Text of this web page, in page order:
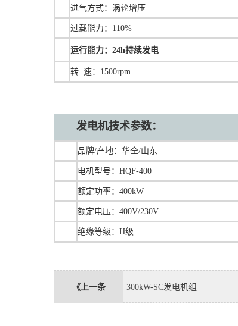
进气方式：涡轮增压
过载能力：110%
运行能力：24h持续发电
转 速：1500rpm
发电机技术参数：
品牌/产地：华全/山东
电机型号：HQF-400
额定功率：400kW
额定电压：400V/230V
绝缘等级：H级
《上一条 300kW-SC发电机组